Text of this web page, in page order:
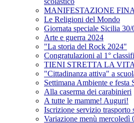
MANIFESTAZIONE
Le Religioni del Mondo
Giornata speciale Sicilia 30/
Arte e guerra 2024
"La storia del Rock 2024"
Congratulazioni al 1°
TIENI STRETTA LA
"Cittadinanza attiva" a
Settimana Ambiente e
Alla caserma dei carabinieri
A tutte le mamme! Auguri!
Iscrizione servizio trasporto
Variazione menù mercoledì